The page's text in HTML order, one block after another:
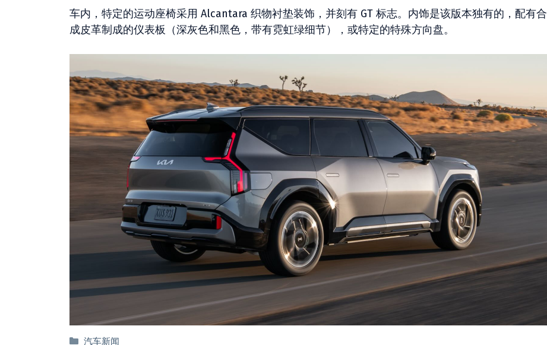
车内，特定的运动座椅采用 Alcantara 织物衬垫装饰，并刻有 GT 标志。内饰是该版本独有的，配有合
成皮革制成的仪表板（深灰色和黑色，带有霓虹绿细节），或特定的特殊方向盘。
分
汽车新闻